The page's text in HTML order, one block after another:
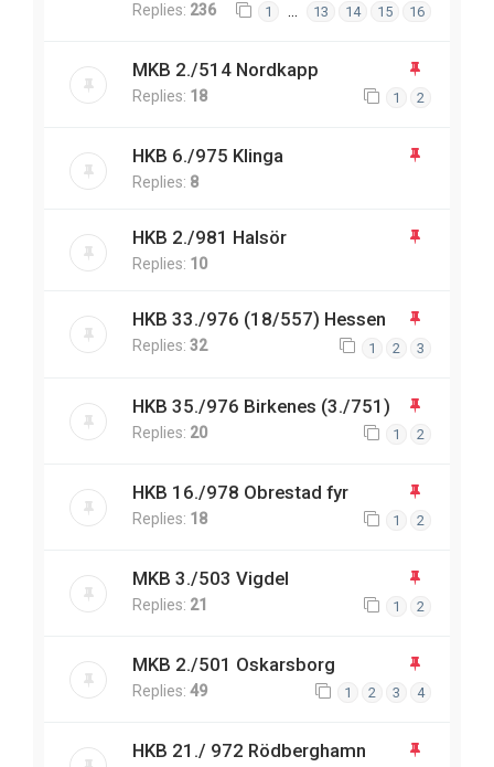
Replies: 236 1 … 13 14 15 16
MKB 2./514 Nordkapp
Replies: 18 1 2
HKB 6./975 Klinga
Replies: 8
HKB 2./981 Halsör
Replies: 10
HKB 33./976 (18/557) Hessen
Replies: 32 1 2 3
HKB 35./976 Birkenes (3./751)
Replies: 20 1 2
HKB 16./978 Obrestad fyr
Replies: 18 1 2
MKB 3./503 Vigdel
Replies: 21 1 2
MKB 2./501 Oskarsborg
Replies: 49 1 2 3 4
HKB 21./ 972 Rödberghamn